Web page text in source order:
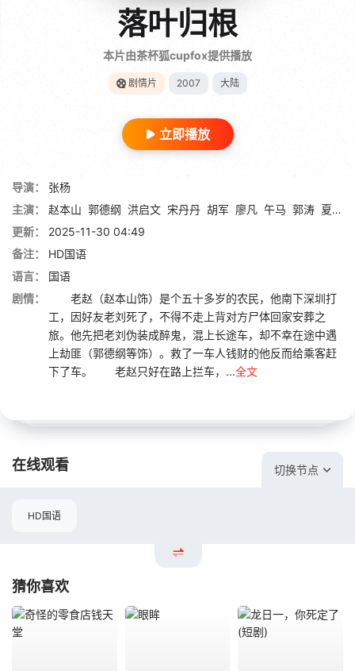
落叶归根
本片由茶杯狐cupfox提供播放
剧情片 2007 大陆
立即播放
导演：
张杨
主演：
赵本山 郭德纲 洪启文 宋丹丹 胡军 廖凡 午马 郭涛 夏雨
更新：
2025-11-30 04:49
备注：
HD国语
语言：
国语
剧情：
老赵（赵本山饰）是个五十多岁的农民，他南下深圳打
工，因好友老刘死了，不得不走上背对方尸体回家安葬之
旅。他先把老刘伪装成醉鬼，混上长途车，却不幸在途中遇
上劫匪（郭德纲等饰）。救了一车人钱财的他反而给乘客赶
下了车。 老赵只好在路上拦车，...全文
在线观看 切换节点
HD国语
猜你喜欢